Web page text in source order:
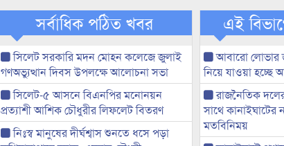
সর্বাধিক পঠিত খবর
সিলেট সরকারি মদন মোহন কলেজে জুলাই
গণঅভ্যুত্থান দিবস উপলক্ষে আলোচনা সভা
সিলেট-৫ আসনে বিএনপির মনোনয়ন
প্রত্যাশী আশিক চৌধুরীর লিফলেট বিতরণ
নিঃস্ব মানুষের দীর্ঘশ্বাস শুনতে ধসে পড়া
এই
আবারো লোভার
নিয়ে যাওয়া হচ্ছে
রাজনৈতিক
সাথে
মতবিনিময়